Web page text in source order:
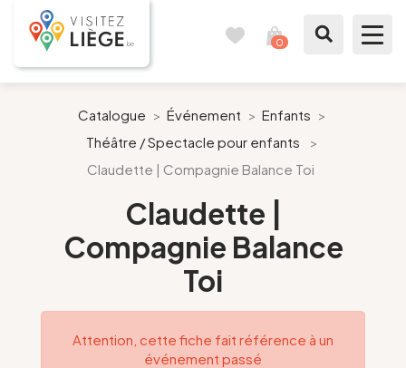
0
Comme un Liégeois
Préparer mon séjour
Nos suggestions
Catalogue > Événement > Enfants >
Théâtre / Spectacle pour enfants
>
Claudette | Compagnie Balance Toi
Claudette |
Compagnie Balance
Toi
Attention, cette fiche fait référence à un
événement passé